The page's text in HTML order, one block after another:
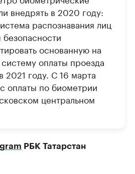
внедрять в 2020 году:
распознавания лиц
основанную на
оплаты проезда
2021 году. С 16 марта
оплаты по биометрии
центральном
РБК Татарстан